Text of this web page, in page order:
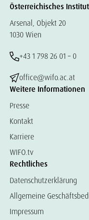
Österreichisches
Arsenal, Objekt 20
1030 Wien
+43 1 798 26 01 – 0
office@wifo.ac.at
Weitere Informationen
Presse
Kontakt
Karriere
WIFO.tv
Rechtliches
Datenschutzerklärung
Allgemeine
Impressum